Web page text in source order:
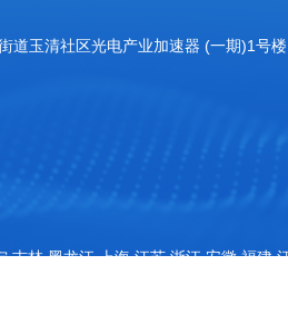
道玉清社区光电产业加速器 (一期)1号楼
吉林,黑龙江,上海,江苏,浙江,安徽,福